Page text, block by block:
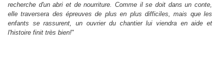
recherche d'un abri et de nourriture. Comme il se doit dans un conte,
elle traversera des épreuves de plus en plus difficiles, mais que les
enfants se rassurent, un ouvrier du chantier lui viendra en aide et
l'histoire finit très bien!"